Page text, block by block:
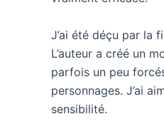
J’ai été déçu par la
L’auteur a créé un
parfois un peu
personnages. J’ai
sensibilité.